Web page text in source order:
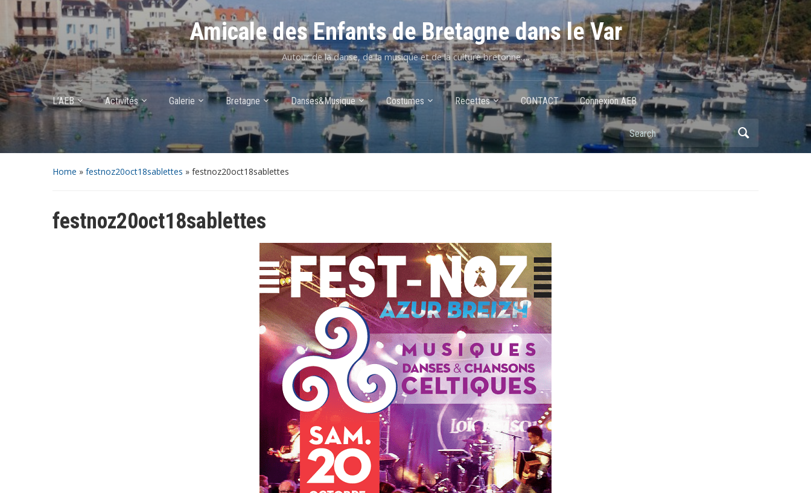
Amicale des Enfants de Bretagne dans le Var
Autour de la danse, de la musique et de la culture bretonne….
L’AEB Activités Galerie Bretagne Danses&Musique Costumes Recettes CONTACT Connexion AEB
Home » festnoz20oct18sablettes » festnoz20oct18sablettes
festnoz20oct18sablettes